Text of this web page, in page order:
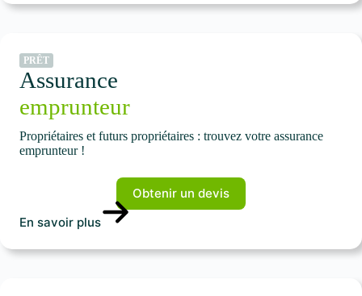
PRÊT
Assurance
emprunteur
Propriétaires et futurs propriétaires : trouvez votre assurance
emprunteur !
Obtenir un devis
En savoir plus